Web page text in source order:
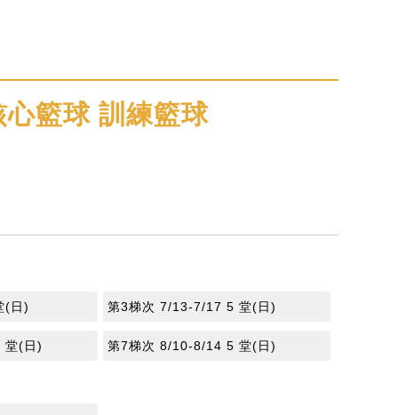
籃球 訓練籃球
(日) 第3梯次 7/13-7/17 5 堂(日)
堂(日) 第7梯次 8/10-8/14 5 堂(日)